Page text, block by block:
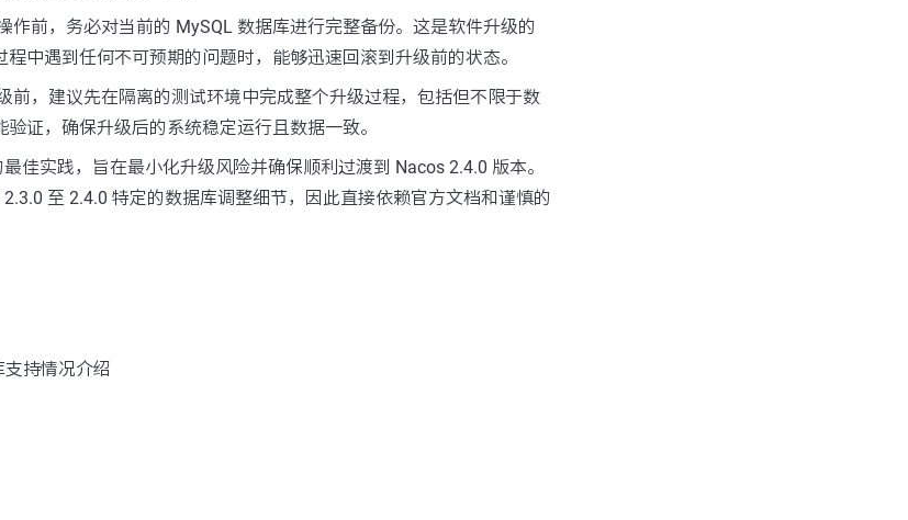
作前，务必对当前的 MySQL 数据库进行完整备份。这是软件升级的
中遇到任何不可预期的问题时，能够迅速回滚到升级前的状态。
前，建议先在隔离的测试环境中完成整个升级过程，包括但不限于数
证，确保升级后的系统稳定运行且数据一致。
佳实践，旨在最小化升级风险并确保顺利过渡到 Nacos 2.4.0 版本。
至 2.4.0 特定的数据库调整细节，因此直接依赖官方文档和谨慎的
持情况介绍